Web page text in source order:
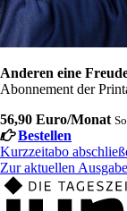
Anderen eine
Abonnement der
56,90 Euro/Monat
Bestellen
Kurzzeitabo
Zur aktuellen Ausgabe